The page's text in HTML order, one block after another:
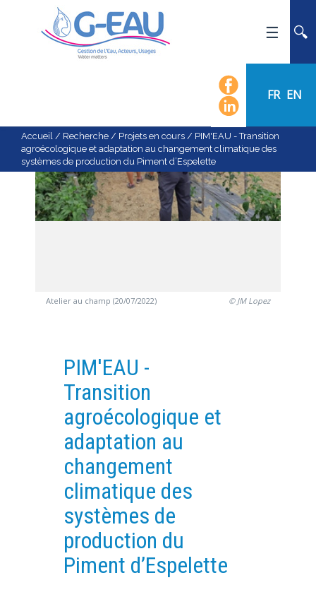
FR EN
ACTUALITÉS
AGENDA
CALENDRIER DES ÉVÈNEMENTS
ORGANIGRAMME
LISTE DU PERSONNEL
NOS RÉSEAUX SCIENTIFIQUES ET TECHNIQUES
SÉMINAIRES RÉGULIERS
FORMATION
MASTER
INGÉNIEUR
FORMATION CONTINUE
FORMATION DOCTORALE
Accueil / Recherche / Projets en cours / PIM'EAU - Transition
agroécologique et adaptation au changement climatique des
systèmes de production du Piment d’Espelette
Atelier au champ (20/07/2022) © JM Lopez
PIM'EAU -
Transition
agroécologique et
adaptation au
changement
climatique des
systèmes de
production du
Piment d’Espelette